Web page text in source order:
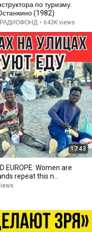
по туризму.
(1982)
• 643K views
17:43
EUROPE: Women are
repeat this n...